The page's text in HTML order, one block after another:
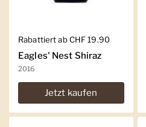
Regulärer Preis
Rabattiert ab CHF 19.90
Eagles' Nest Shiraz
2016
Jetzt kaufen